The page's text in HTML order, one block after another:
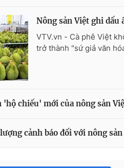
Nông sản Việt ghi dấu
VTV.vn - Cà phê Việt
trở thành "sứ giả văn
'hộ chiếu' mới của nông sản
cảnh báo đối với nông